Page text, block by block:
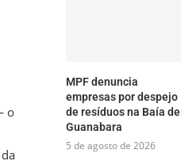
o
MPF denuncia
empresas por despejo
de resíduos na Baía de
Guanabara
5 de agosto de 2026